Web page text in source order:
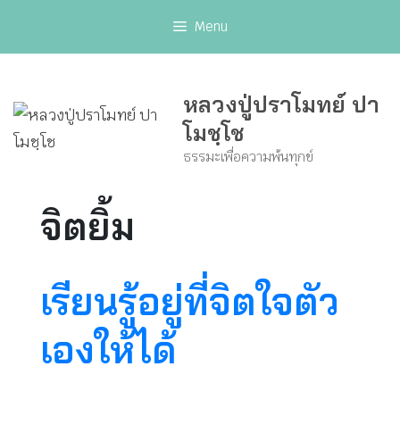
Menu
หลวงปู่ปราโมทย์ ปา
โมชฺโช
ธรรมะเพื่อความพ้นทุกข์
จิตยิ้ม
เรียนรู้อยู่ที่จิตใจตัว
เองให้ได้